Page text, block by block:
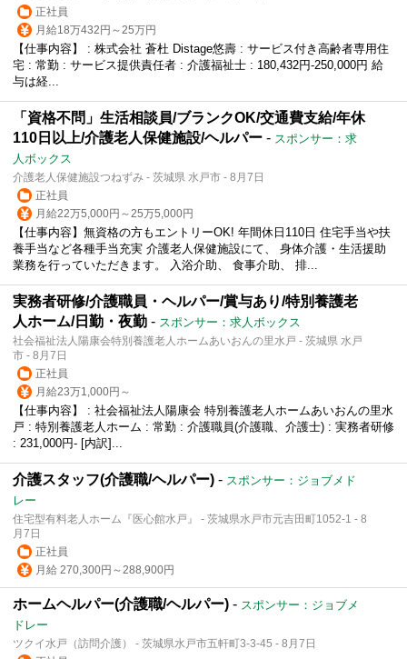
正社員
月給18万432円～25万円
【仕事内容】 : 株式会社 蒼杜 Distage悠壽 : サービス付き高齢者専用住
宅 : 常勤 : サービス提供責任者 : 介護福祉士 : 180,432円-250,000円 給
与は経...
「資格不問」生活相談員/ブランクOK/交通費支給/年休
110日以上/介護老人保健施設/ヘルパー - スポンサー：求
人ボックス
介護老人保健施設つねずみ - 茨城県 水戸市 - 8月7日
正社員
月給22万5,000円～25万5,000円
【仕事内容】無資格の方もエントリーOK! 年間休日110日 住宅手当や扶
養手当など各種手当充実 介護老人保健施設にて、 身体介護・生活援助
業務を行っていただきます。 入浴介助、 食事介助、 排...
実務者研修/介護職員・ヘルパー/賞与あり/特別養護老
人ホーム/日勤・夜勤 - スポンサー：求人ボックス
社会福祉法人陽康会特別養護老人ホームあいおんの里水戸 - 茨城県 水戸
市 - 8月7日
正社員
月給23万1,000円～
【仕事内容】 : 社会福祉法人陽康会 特別養護老人ホームあいおんの里水
戸 : 特別養護老人ホーム : 常勤 : 介護職員(介護職、介護士) : 実務者研修
: 231,000円- [内訳]...
介護スタッフ(介護職/ヘルパー) - スポンサー：ジョブメド
レー
住宅型有料老人ホーム『医心館水戸』 - 茨城県水戸市元吉田町1052-1 - 8
月7日
正社員
月給 270,300円～288,900円
ホームヘルパー(介護職/ヘルパー) - スポンサー：ジョブメ
ドレー
ツクイ水戸（訪問介護） - 茨城県水戸市五軒町3-3-45 - 8月7日